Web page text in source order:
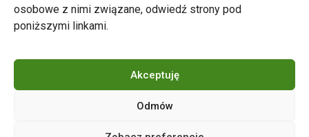
osobowe z nimi związane, odwiedź strony pod
poniższymi linkami.
Akceptuję
Odmów